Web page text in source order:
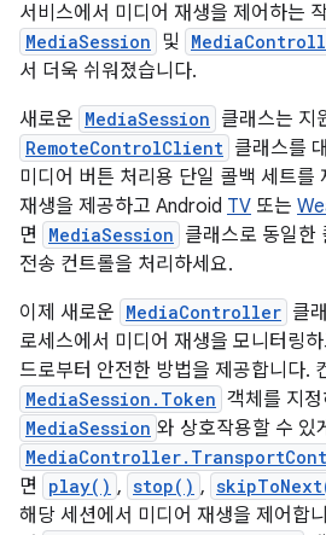
서비스에서 미디어 재생을 제어하는
MediaSession 및
서 더욱 쉬워졌습니다.
새로운 MediaSession 클래스는 지
RemoteControlClient 클래스를
미디어 버튼 처리용 단일 콜백 세트를
재생을 제공하고 Android TV 또는
면
MediaSession 클래스로 동일한
전송 컨트롤을 처리하세요.
이제 새로운 MediaController 클
로세스에서 미디어 재생을 모니터링
드로부터 안전한 방법을 제공합니다.
MediaSession.Token 객체를 지
MediaSession 와 상호작용할 수 있
면
play() , stop() ,
해당 세션에서 미디어 재생을 제어합